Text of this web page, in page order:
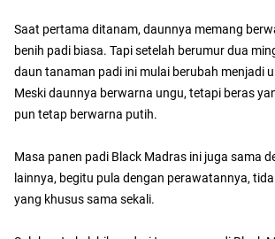
Saat pertama ditanam, daunnya memang
benih padi biasa. Tapi setelah berumur dua
daun tanaman padi ini mulai berubah menjadi
Meski daunnya berwarna ungu, tetapi beras
pun tetap berwarna putih.
Masa panen padi Black Madras ini juga sama
lainnya, begitu pula dengan perawatannya,
yang khusus sama sekali.